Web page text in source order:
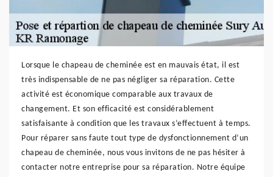
Lorsque le chapeau de cheminée est en mauvais état, il est
très indispensable de ne pas négliger sa réparation. Cette
activité est économique comparable aux travaux de
changement. Et son efficacité est considérablement
satisfaisante à condition que les travaux s’effectuent à temps.
Pour réparer sans faute tout type de dysfonctionnement d’un
chapeau de cheminée, nous vous invitons de ne pas hésiter à
contacter notre entreprise pour sa réparation. Notre équipe